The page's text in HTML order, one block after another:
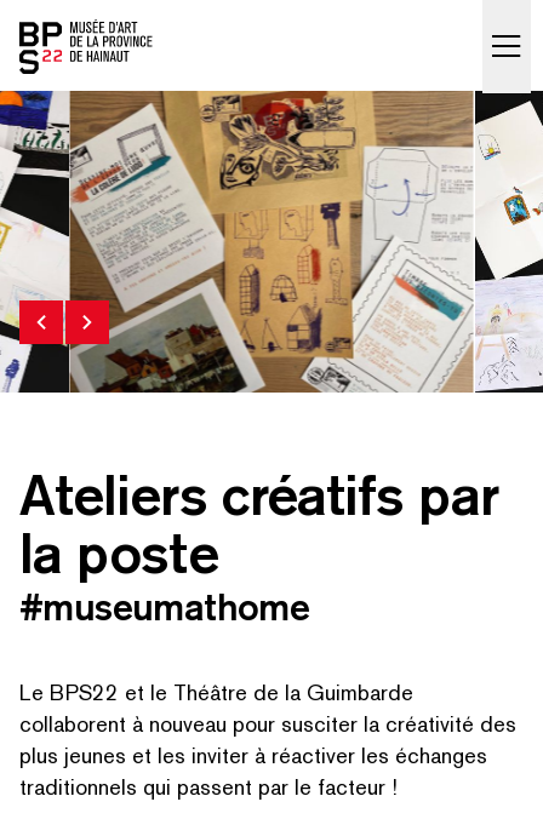
skip_to_content
Accueil
Ateliers créatifs par
la poste
#museumathome
Le BPS22 et le Théâtre de la Guimbarde
collaborent à nouveau pour susciter la créativité des
plus jeunes et les inviter à réactiver les échanges
tra­di­tion­nels qui passent par le facteur !